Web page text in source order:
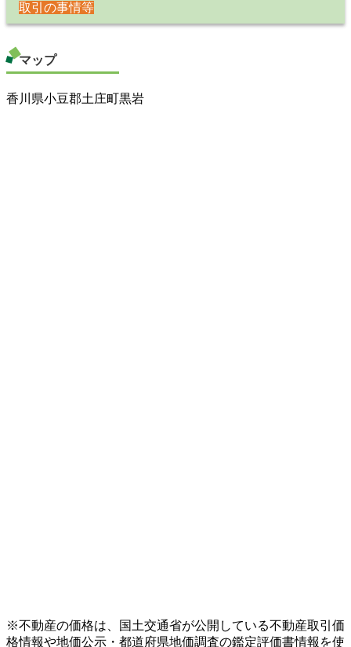
取引の事情等
マップ
香川県小豆郡土庄町黒岩
※不動産の価格は、国土交通省が公開している不動産取引価
格情報や地価公示・都道府県地価調査の鑑定評価書情報を使